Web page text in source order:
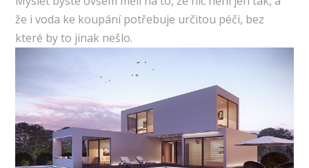
že i voda ke koupání potřebuje určitou péči, bez
které by to jinak nešlo.